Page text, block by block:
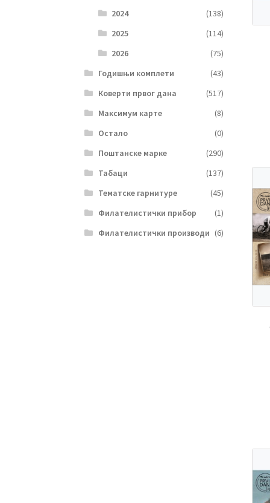
2024
(138)
2025
(114)
2026
(75)
Годишњи комплети
(43)
Коверти првог дана
(517)
Максимум карте
(8)
Остало
(0)
Поштанске марке
(290)
Табаци
(137)
Тематске гарнитуре
(45)
Филателистички прибор
(1)
Филателистички производи (6)